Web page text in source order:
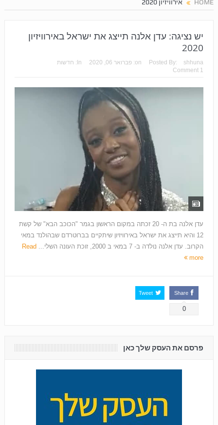
HOME אירוויזיון 2020
יש נציגה: עדן אלנה תייצג את ישראל באירוויזיון
2020
Posted By: shhuna
on: פברואר 06, 2020 In:
חדשות
1 Comment
עדן אלנה בת ה- 20 זכתה במקום הראשון בגמר "הכוכב הבא" של קשת
12 והיא תייצג את ישראל באירוויזיון שיתקיים בברוטרדם שבהולנד במאי
הקרוב. עדן אלנה נולדה ב- 7 במאי ב 2000, זוכת העונה השלי...
Read
more
Share
0
Tweet
פרסם את העסק שלך כאן